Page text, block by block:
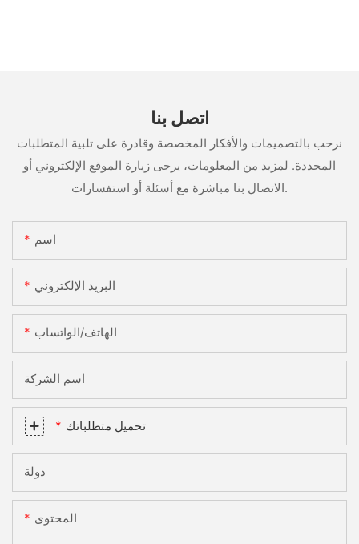
اتصل بنا
نرحب بالتصميمات والأفكار المخصصة وقادرة على تلبية المتطلبات
المحددة. لمزيد من المعلومات، يرجى زيارة الموقع الإلكتروني أو
الاتصال بنا مباشرة مع أسئلة أو استفسارات.
اسم
البريد الإلكتروني
الهاتف/الواتساب
اسم الشركة
تحميل متطلباتك
دولة
المحتوى